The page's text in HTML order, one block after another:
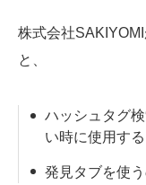
株式会社
と、
ハッシュタグ
い時に使用する
発見タブを使